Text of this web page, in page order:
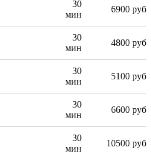
30
мин
6900 руб
30
мин
4800 руб
30
мин
5100 руб
30
мин
6600 руб
30
мин
10500 руб